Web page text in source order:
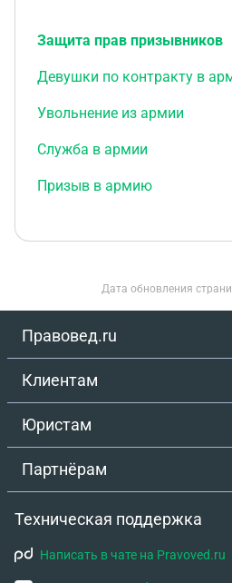
Защита прав призывников
Девушки по контракту в
Увольнение из армии
Служба в армии
Призыв в армию
Дата обновления
Правовед.ru
Клиентам
Юристам
Партнёрам
Техническая поддержка
Написать в чате на Pravoved.ru